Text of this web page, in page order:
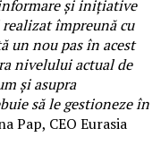
și inițiative
realizat împreună cu
un nou pas în acest
nivelului actual de
și asupra
să le gestioneze în
Pap, CEO Eurasia